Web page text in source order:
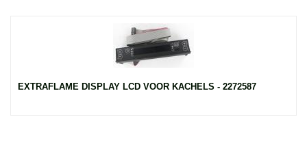
EXTRAFLAME DISPLAY LCD VOOR KACHELS - 2272587